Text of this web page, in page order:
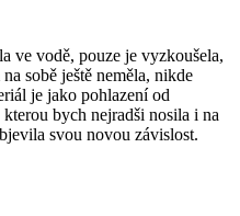
ve vodě, pouze je vyzkoušela,
sobě ještě neměla, nikde
je jako pohlazení od
bych nejradši nosila i na
svou novou závislost.